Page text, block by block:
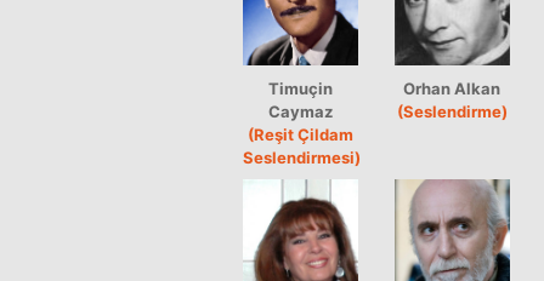
Timuçin
Caymaz
(Reşit Çildam
Seslendirmesi)
Orhan Alkan
(Seslendirme)